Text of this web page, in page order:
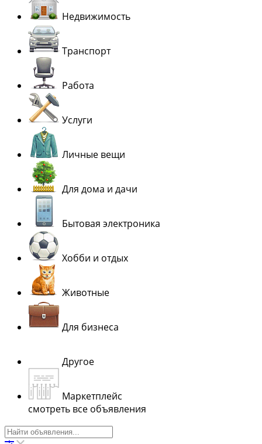
Недвижимость
Транспорт
Работа
Услуги
Личные вещи
Для дома и дачи
Бытовая электроника
Хобби и отдых
Животные
Для бизнеса
Другое
Маркетплейс
смотреть все объявления